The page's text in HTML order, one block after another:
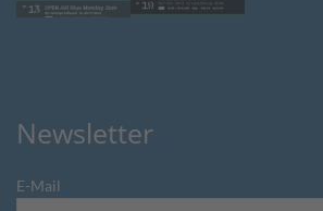
Newsletter
E-Mail